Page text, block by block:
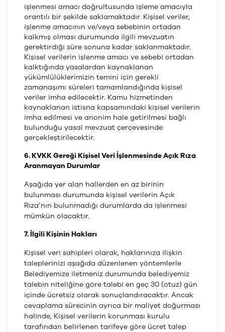
işlenmesi amacı doğrultusunda işleme amacıyla
orantılı bir şekilde saklamaktadır. Kişisel veriler,
işlenme amacının ve/veya sebebinin ortadan
kalkmış olması durumunda ilgili mevzuatın
gerektirdiği süre sonuna kadar saklanmaktadır.
Kişisel verilerin işlenme amacı ve sebebi ortadan
kalktığında yasalardan kaynaklanan
yükümlülüklerimizin temini için gerekli
zamanaşımı süreleri tamamlandığında kişisel
veriler imha edilecektir. Kamu hizmetinden
kaynaklanan istisna kapsamındaki kişisel verilerin
imha edilmesi ve anonim hale getirilmesi bağlı
bulunduğu yasal mevzuat çerçevesinde
gerçekleştirilecektir.
6. KVKK Gereği Kişisel Veri İşlenmesinde Açık Rıza
Aranmayan Durumlar
Aşağıda yer alan hallerden en az birinin
bulunması durumunda kişisel verilerin Açık
Rıza’nın bulunmadığı durumlarda da işlenmesi
mümkün olacaktır.
7. İlgili Kişinin Hakları
Kişisel veri sahipleri olarak, haklarınıza ilişkin
taleplerinizi aşağıda düzenlenen yöntemlerle
Belediyemize iletmeniz durumunda belediyemiz
talebin niteliğine göre talebi en geç 30 (otuz) gün
içinde ücretsiz olarak sonuçlandıracaktır. Ancak
cevaplama sürecinin ayrıca bir maliyet doğurması
halinde, Kişisel verilerin korunması kurulu
tarafından belirlenen tarifeye göre ücret talep